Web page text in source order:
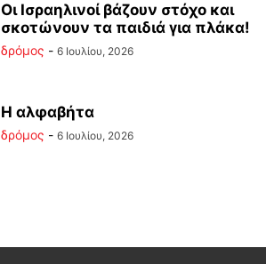
Οι Ισραηλινοί βάζουν στόχο και
σκοτώνουν τα παιδιά για πλάκα!
δρόμος - 6 Ιουλίου, 2026
Η αλφαβήτα
δρόμος - 6 Ιουλίου, 2026